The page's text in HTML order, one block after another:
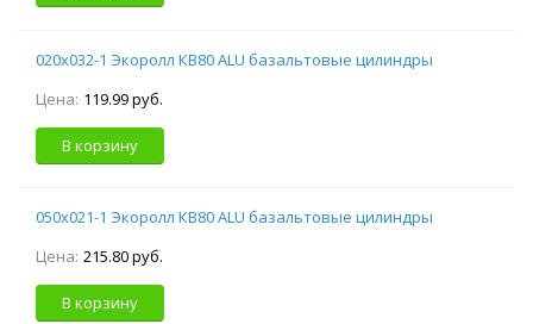
020х032-1 Экоролл КВ80 ALU базальтовые цилиндры
Цена: 119.99 руб.
В корзину
050х021-1 Экоролл КВ80 ALU базальтовые цилиндры
Цена: 215.80 руб.
В корзину